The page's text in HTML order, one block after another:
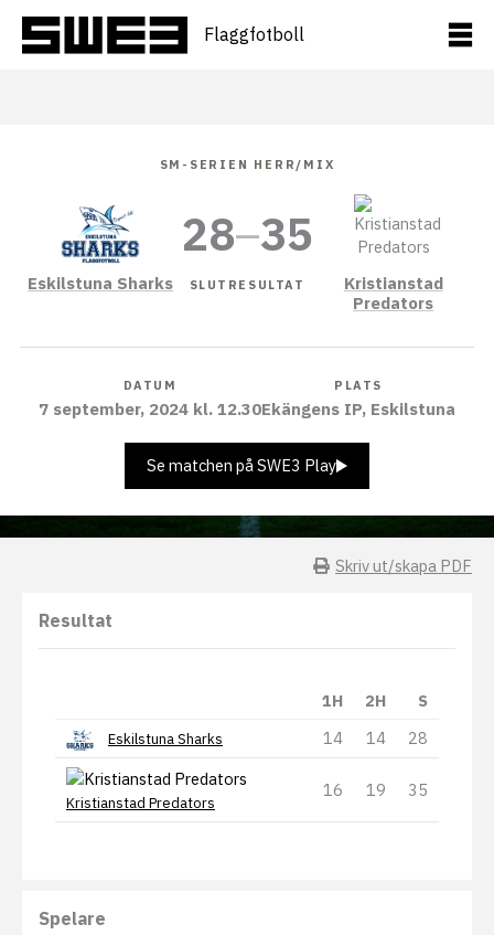
innehåll
Flaggfotboll
SM-SERIEN HERR/MIX
Eskilstuna Sharks
28–35
SLUTRESULTAT
Kristianstad
Predators
DATUM
7 september, 2024 kl. 12.30
PLATS
Ekängens IP, Eskilstuna
Se matchen på SWE3 Play
Skriv ut/skapa PDF
Resultat
1H 2H S
Eskilstuna Sharks 14 14 28
Kristianstad Predators
16 19 35
Spelare